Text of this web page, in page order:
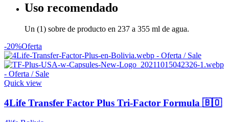
Uso recomendado
Un (1) sobre de producto en 237 a 355 ml de agua.
-20%Oferta
Quick view
4Life Transfer Factor Plus Tri-Factor Formula 🇧🇴